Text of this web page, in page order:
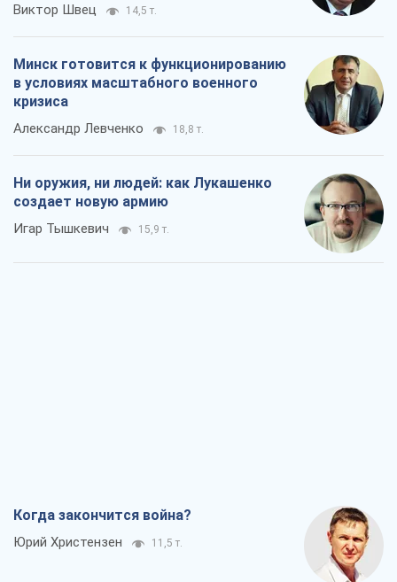
Виктор Швец 14,5 т.
Минск готовится к функционированию
в условиях масштабного военного
кризиса
Александр Левченко 18,8 т.
Ни оружия, ни людей: как Лукашенко
создает новую армию
Игар Тышкевич 15,9 т.
Когда закончится война?
Юрий Христензен 11,5 т.